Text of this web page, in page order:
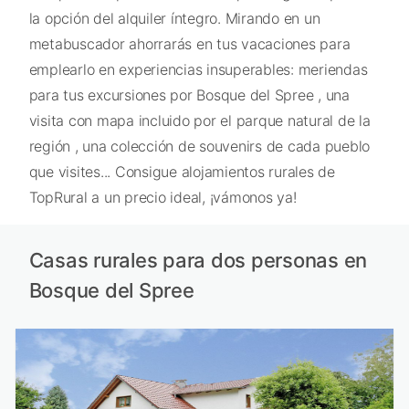
la opción del alquiler íntegro. Mirando en un
metabuscador ahorrarás en tus vacaciones para
emplearlo en experiencias insuperables: meriendas
para tus excursiones por Bosque del Spree , una
visita con mapa incluido por el parque natural de la
región , una colección de souvenirs de cada pueblo
que visites... Consigue alojamientos rurales de
TopRural a un precio ideal, ¡vámonos ya!
Casas rurales para dos personas en
Bosque del Spree